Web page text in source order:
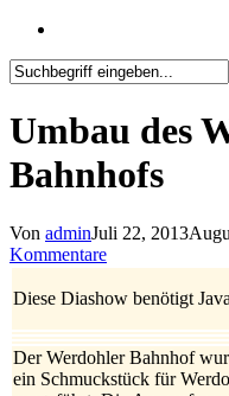
Search
Umbau des
Bahnhofs
Von adminJuli 22, 2013
Kommentare
Diese Diashow benötigt
Der Werdohler Bahnhof
ein Schmuckstück für